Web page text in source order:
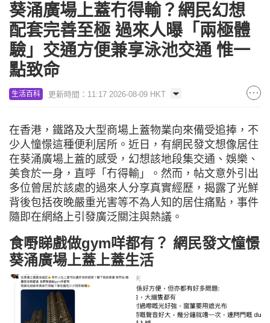
葵涌廣場上蓋冇得輸？網民幻想
配套完善至極 過來人曝「兩極體
驗」交通方便兼享泳池交通 惟一
點致命
生活百科 更新時間：11:17 2026-08-09 HKT
在香港，鐵路及大型商場上蓋物業向來備受追捧，不
少人憧憬這種便利居所。近日，有網民發文想像居住
在葵涌廣場上蓋的感受，幻想該地段集交通、娛樂、
美食於一身，直呼「冇得輸」。然而，帖文意外引出
多位曾居於該處的過來人分享真實經歷，揭露了光鮮
背後包括夜晚嚴重光害等不為人知的居住痛點，事件
隨即在網絡上引發廣泛關注與熱議。
食嘢睇戲做gym咩都有？ 網民發文憧憬
葵涌廣場上蓋上蓋生活